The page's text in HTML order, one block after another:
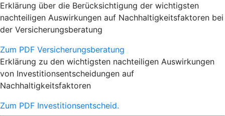
Erklärung über die Berücksichtigung der wichtigsten
nachteiligen Auswirkungen auf Nachhaltigkeitsfaktoren bei
der Versicherungsberatung
Zum PDF Versicherungsberatung
Erklärung zu den wichtigsten nachteiligen Auswirkungen
von Investitionsentscheidungen auf
Nachhaltigkeitsfaktoren
Zum PDF Investitionsentscheid.